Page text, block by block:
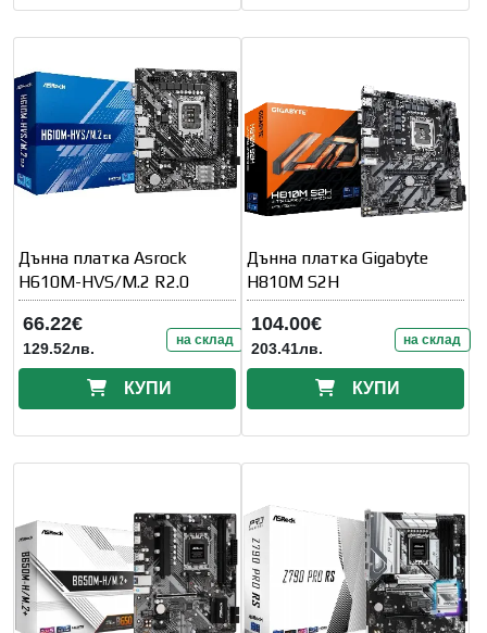
Дънна платка Asrock
H610M-HVS/M.2 R2.0
66.22€
129.52лв. на склад
КУПИ
Дънна платка Gigabyte
H810M S2H
104.00€
203.41лв. на склад
КУПИ